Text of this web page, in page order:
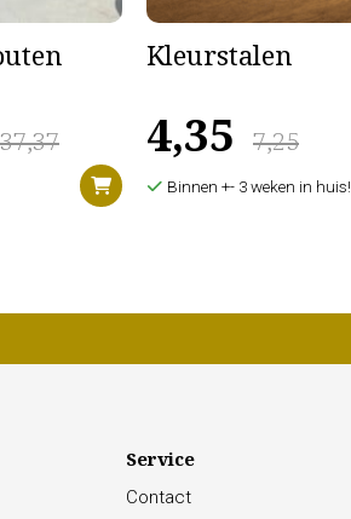
Kleurstalen
7,25
4,35
Binnen +- 3 weken in huis!
Service
Contact